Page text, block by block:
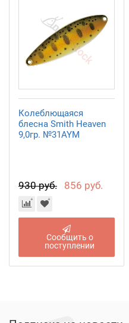
Колеблющаяся
блесна Smith Heaven
9,0гр. №31AYM
930 руб. 856 руб.
Сообщить о
поступлении